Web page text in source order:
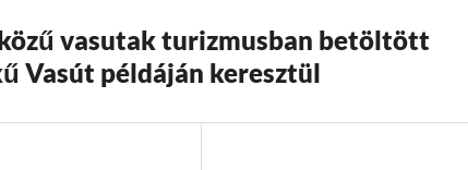
vasutak turizmusban betöltött
Vasút példáján keresztül